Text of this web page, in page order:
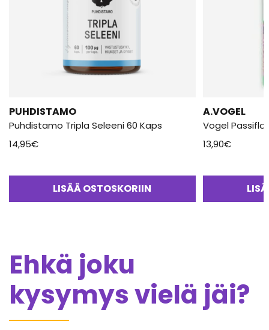
PUHDISTAMO
Puhdistamo Tripla Seleeni 60 Kaps
14,95€
LISÄÄ OSTOSKORIIN
A.VOGEL
Vogel
13,90€
Ehkä joku
kysymys vielä jäi?